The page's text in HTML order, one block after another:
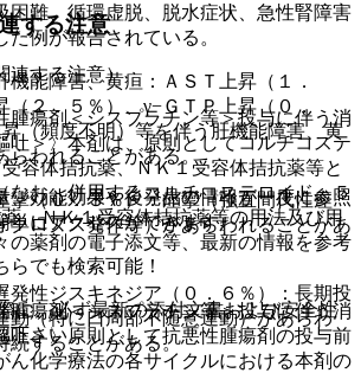
困難、循環虚脱、脱水症状、急性腎障害
例が報告されている。
能障害、黄疸：ＡＳＴ上昇（１．
（２．５％）、γ−ＧＴＰ上昇（０．
（頻度不明）等を伴う肝機能障害、黄
らわれることがある。
（０．３％）：痙攣（強直間代性痙
クロヌス発作等）があらわれることがあ
性ジスキネジア（０．６％）：長期投
動（特に口周部不随意運動）があらわ
続することがある。
する注意
連する注意）
瘍剤＜シスプラチン等＞投与に伴う消
吐＞〉本剤は、原則としてコルチコステ
容体拮抗薬、ＮＫ１受容体拮抗薬等と
なお、併用するコルチコステロイド、５
、ＮＫ１受容体拮抗薬等の用法及び用
の薬剤の電子添文等、最新の情報を参考
瘍剤＜シスプラチン等＞投与に伴う消
吐＞〉原則として抗悪性腫瘍剤の投与前
ん化学療法の各サイクルにおける本剤の
、効能効果や後発品の情報が一度に参照
単にアクセスができます。
でも検索可能！
に、必ず最新の添付文書および安全性
下さい。